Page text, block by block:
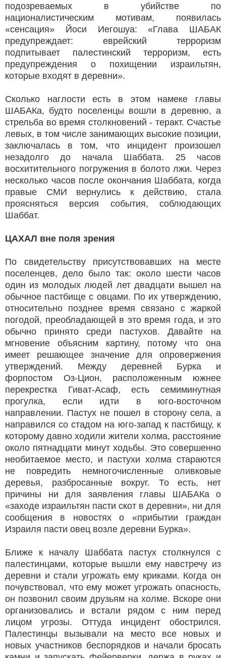
подозреваемых в убийстве по
националистическим мотивам, появилась
«сенсация» Йоси Иегошуа: «Глава ШАБАК
предупреждает: еврейский терроризм
подпитывает палестинский терроризм, есть
предупреждения о похищении израильтян,
которые входят в деревни».
Сколько наглости есть в этом намеке главы
ШАБАКа, будто поселенцы вошли в деревню, а
стрельба во время столкновений - теракт. Счастье
левых, в том числе занимающих высокие позиции,
заключалась в том, что инцидент произошел
незадолго до начала Шаббата. 25 часов
восхитительного погружения в болото лжи. Через
несколько часов после окончания Шаббата, когда
правые СМИ вернулись к действию, стала
проясняться версия события, соблюдающих
Шаббат.
ЦАХАЛ вне поля зрения
По свидетельству присутствовавших на месте
поселенцев, дело было так: около шести часов
один из молодых людей лет двадцати вышел на
обычное пастбище с овцами. По их утверждению,
относительно позднее время связано с жаркой
погодой, преобладающей в это время года, и это
обычно принято среди пастухов. Давайте на
мгновение объясним картину, потому что она
имеет решающее значение для опровержения
утверждений. Между деревней Бурка и
форпостом Оз-Цион, расположенным южнее
перекрестка Гиват-Асаф, есть семиминутная
прогулка, если идти в юго-восточном
направлении. Пастух не пошел в сторону села, а
направился со стадом на юго-запад к пастбищу, к
которому давно ходили жители холма, расстояние
около пятнадцати минут ходьбы. Это совершенно
необитаемое место, и пастухи холма стараются
не повредить немногочисленные оливковые
деревья, разбросанные вокруг. То есть, нет
причины ни для заявления главы ШАБАКа о
«заходе израильтян пасти скот в деревни», ни для
сообщения в новостях о «прибытии граждан
Израиля пасти овец возле деревни Бурка».
Ближе к началу Шаббата пастух столкнулся с
палестинцами, которые вышли ему навстречу из
деревни и стали угрожать ему криками. Когда он
почувствовал, что ему может угрожать опасность,
он позвонил своим друзьям на холме. Вскоре они
организовались и встали рядом с ним перед
лицом угрозы. Оттуда инцидент обострился.
Палестинцы вызывали на место все новых и
новых участников беспорядков и начали бросать